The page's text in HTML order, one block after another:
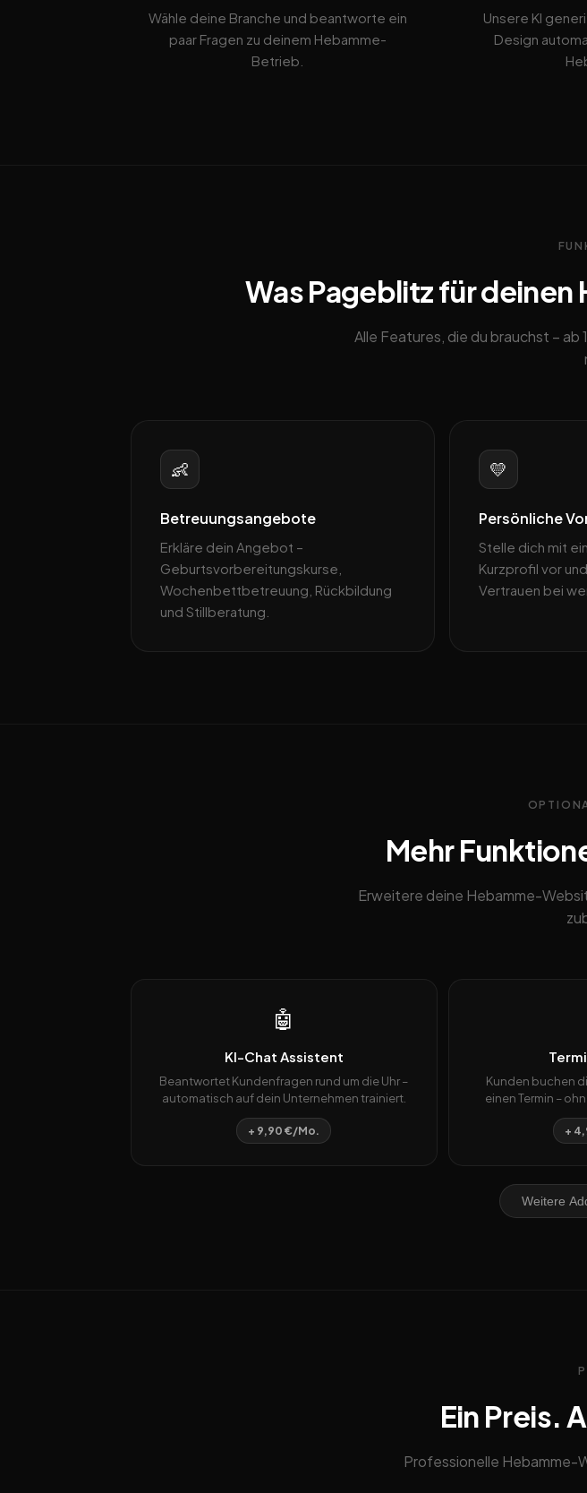
Wähle deine Branche und beantworte ein
paar Fragen zu deinem Hebamme-
Betrieb.
Unsere KI
Design
Was Pageblitz für
Alle Features, die du brauchst –
👶
Betreuungsangebote
Erkläre dein Angebot –
Geburtsvorbereitungskurse,
Wochenbettbetreuung, Rückbildung
und Stillberatung.
💛
Persönliche
Stelle dich mit
Kurzprofil vor
Vertrauen bei
Mehr
Erweitere deine Hebamme-
🤖
KI-Chat Assistent
Beantwortet Kundenfragen rund um die Uhr –
automatisch auf dein Unternehmen trainiert.
+ 9,90 €/Mo.
Kunden buchen
einen Termin –
+
Weitere
Ein Preis.
Professionelle